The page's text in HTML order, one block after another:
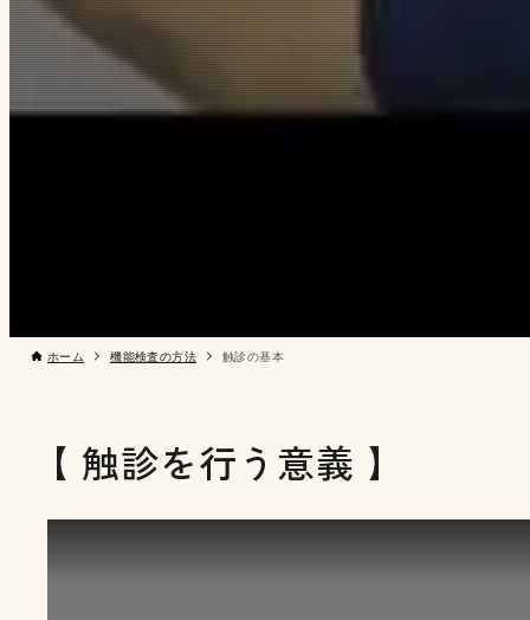
ホーム 機能検査の方法 触診の基本
【 触診を行う意義 】